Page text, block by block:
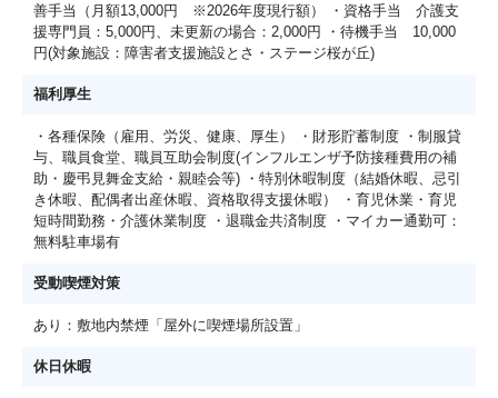
善手当（月額13,000円 ※2026年度現行額） ・資格手当 介護支
援専門員：5,000円、未更新の場合：2,000円 ・待機手当 10,000
円(対象施設：障害者支援施設とさ・ステージ桜が丘)
福利厚生
・各種保険（雇用、労災、健康、厚生） ・財形貯蓄制度 ・制服貸
与、職員食堂、職員互助会制度(インフルエンザ予防接種費用の補
助・慶弔見舞金支給・親睦会等) ・特別休暇制度（結婚休暇、忌引
き休暇、配偶者出産休暇、資格取得支援休暇） ・育児休業・育児
短時間勤務・介護休業制度 ・退職金共済制度 ・マイカー通勤可：
無料駐車場有
受動喫煙対策
あり：敷地内禁煙「屋外に喫煙場所設置」
休日休暇